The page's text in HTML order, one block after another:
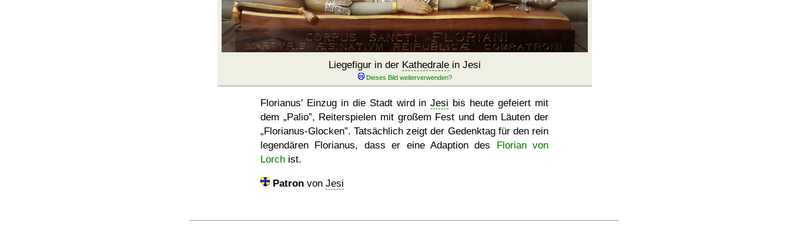
Liegefigur in der Kathedralein Jesi
Florianus' Einzug in die Stadt wird inJesi bis heute gefeiert mit
dem
Palio , Reiterspielen mit großem Fest und dem Läuten der
Florianus-Glocken . Tatsächlich zeigt der Gedenktag für den rein
legendären Florianus, dass er eine Adaption des Florian von
Lorch ist.
Patron von Jesi